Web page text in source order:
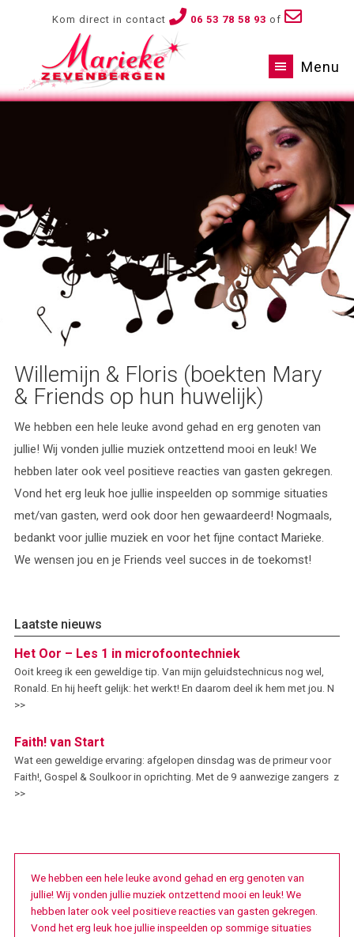
Kom direct in contact 06 53 78 58 93 of
Menu
Willemijn & Floris (boekten Mary
& Friends op hun huwelijk)
We hebben een hele leuke avond gehad en erg genoten van
jullie! Wij vonden jullie muziek ontzettend mooi en leuk! We
hebben later ook veel positieve reacties van gasten gekregen.
Vond het erg leuk hoe jullie inspeelden op sommige situaties
met/van gasten, werd ook door hen gewaardeerd! Nogmaals,
bedankt voor jullie muziek en voor het fijne contact Marieke.
We wensen jou en je Friends veel succes in de toekomst!
Laatste nieuws
Het Oor – Les 1 in microfoontechniek
Ooit kreeg ik een geweldige tip. Van mijn geluidstechnicus nog wel,
Ronald. En hij heeft gelijk: het werkt! En daarom deel ik hem met jou. N
>>
Faith! van Start
Wat een geweldige ervaring: afgelopen dinsdag was de primeur voor
Faith!, Gospel & Soulkoor in oprichting. Met de 9 aanwezige zangers z
>>
We hebben een hele leuke avond gehad en erg genoten van
jullie! Wij vonden jullie muziek ontzettend mooi en leuk! We
hebben later ook veel positieve reacties van gasten gekregen.
Vond het erg leuk hoe jullie inspeelden op sommige situaties